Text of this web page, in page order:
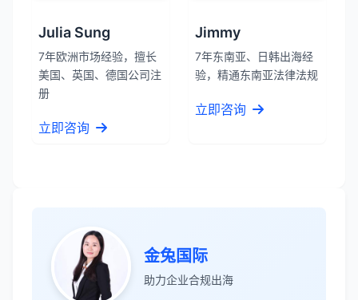
Julia Sung
7年欧洲市场经验，擅长
美国、英国、德国公司注
册
立即咨询
Jimmy
7年东南亚、日韩出海经
验，精通东南亚法律法规
立即咨询
金兔国际
助力企业合规出海